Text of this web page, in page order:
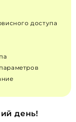
доступа
день!